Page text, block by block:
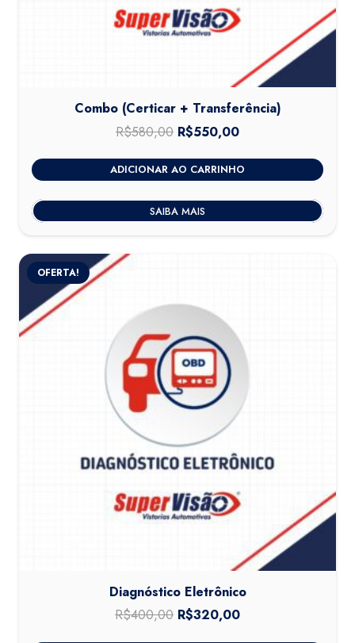
Combo (Certicar + Transferência)
R$580,00 O
preço
original
era:
R$580,00.
R$550,00
preço
atual
é:
R$550,00.
ADICIONAR AO CARRINHO
SAIBA MAIS
OFERTA!
Diagnóstico Eletrônico
R$400,00 O
R$320,00